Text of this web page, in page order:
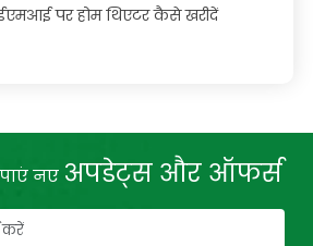
पर होम थिएटर कैसे खरीदें
नए अपडेट्स और ऑफर्स